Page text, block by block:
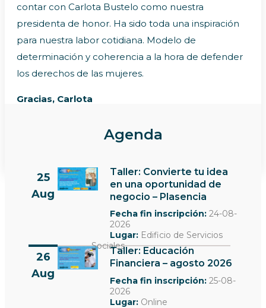
contar con Carlota Bustelo como nuestra
presidenta de honor. Ha sido toda una inspiración
para nuestra labor cotidiana. Modelo de
determinación y coherencia a la hora de defender
los derechos de las mujeres.
Gracias, Carlota
Ver más noticias
Agenda
25
Aug
Taller: Convierte tu idea
en una oportunidad de
negocio – Plasencia
Fecha fin inscripción: 24-08-
2026
Lugar: Edificio de Servicios
Sociales
26
Aug
Taller: Educación
Financiera – agosto 2026
Fecha fin inscripción: 25-08-
2026
Lugar: Online